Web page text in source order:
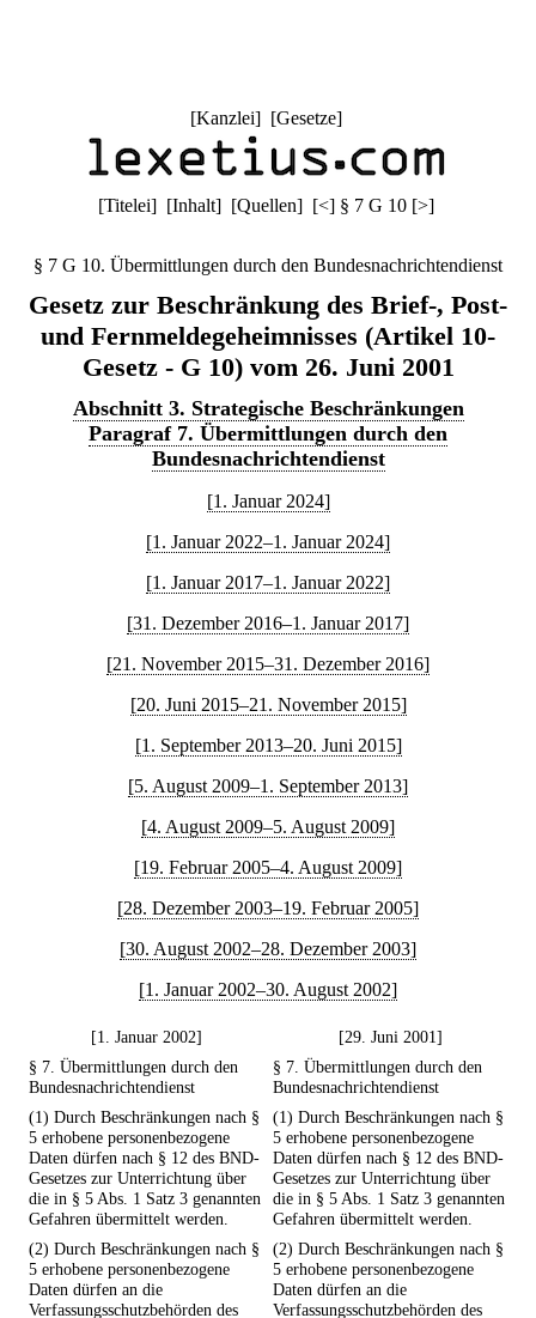
[Kanzlei] [Gesetze]
[Titelei] [Inhalt] [Quellen] [<] § 7 G 10 [>]
§ 7 G 10. Übermittlungen durch den Bundesnachrichtendienst
Gesetz zur Beschränkung des Brief-, Post-
und Fernmeldegeheimnisses (Artikel 10-
Gesetz - G 10) vom 26. Juni 2001
Abschnitt 3. Strategische Beschränkungen
Paragraf 7. Übermittlungen durch den
Bundesnachrichtendienst
[1. Januar 2024]
[1. Januar 2022–1. Januar 2024]
[1. Januar 2017–1. Januar 2022]
[31. Dezember 2016–1. Januar 2017]
[21. November 2015–31. Dezember 2016]
[20. Juni 2015–21. November 2015]
[1. September 2013–20. Juni 2015]
[5. August 2009–1. September 2013]
[4. August 2009–5. August 2009]
[19. Februar 2005–4. August 2009]
[28. Dezember 2003–19. Februar 2005]
[30. August 2002–28. Dezember 2003]
[1. Januar 2002–30. August 2002]
[1. Januar 2002]
[29. Juni 2001]
§ 7. Übermittlungen durch den
Bundesnachrichtendienst
§ 7. Übermittlungen durch den
Bundesnachrichtendienst
(1) Durch Beschränkungen nach §
5 erhobene personenbezogene
Daten dürfen nach § 12 des BND-
Gesetzes zur Unterrichtung über
die in § 5 Abs. 1 Satz 3 genannten
Gefahren übermittelt werden.
(1) Durch Beschränkungen nach §
5 erhobene personenbezogene
Daten dürfen nach § 12 des BND-
Gesetzes zur Unterrichtung über
die in § 5 Abs. 1 Satz 3 genannten
Gefahren übermittelt werden.
(2) Durch Beschränkungen nach §
5 erhobene personenbezogene
Daten dürfen an die
Verfassungsschutzbehörden des
(2) Durch Beschränkungen nach §
5 erhobene personenbezogene
Daten dürfen an die
Verfassungsschutzbehörden des